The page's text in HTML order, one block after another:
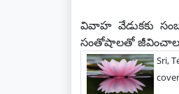
వివాహ వేడుకకు
సంతోషాలతో
Sri,